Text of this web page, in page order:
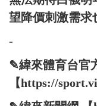
望降價刺激需求
-
✎緯來體育台官
【https://